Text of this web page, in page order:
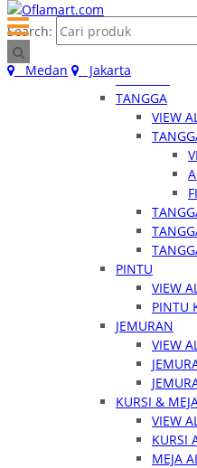
Home
Kategori
VIEW ALL
TANGGA
VIEW
PINTU
VIEW
PINTU
JEMURAN
VIEW
KURSI &
VIEW
KURSI
MEJA
Search:
Medan Jakarta